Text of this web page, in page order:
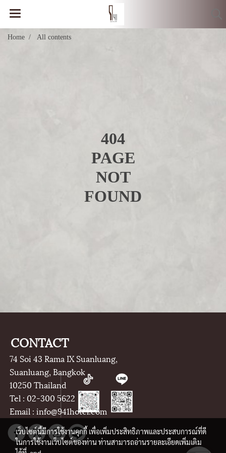
Home All contents
404
PAGE
NOT
FOUND
CONTACT
74 Soi 43 Rama IX Suanluang,
Suanluang, Bangkok
10250 Thailand
Tel : 02-300 5622
Email : info@941hotel.com
เว็บไซต์นี้มีการใช้งานคุกกี้ เพื่อเพิ่มประสิทธิภาพและประสบการณ์ที่ดี
ในการใช้งานเว็บไซต์ของท่าน ท่านสามารถอ่านรายละเอียดเพิ่มเติม